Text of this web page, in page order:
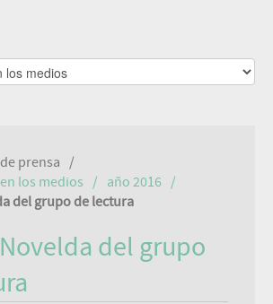
prensa
los medios
año 2016
del grupo de lectura
del grupo